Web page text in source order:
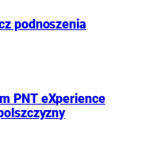
podnoszenia
PNT eXperience